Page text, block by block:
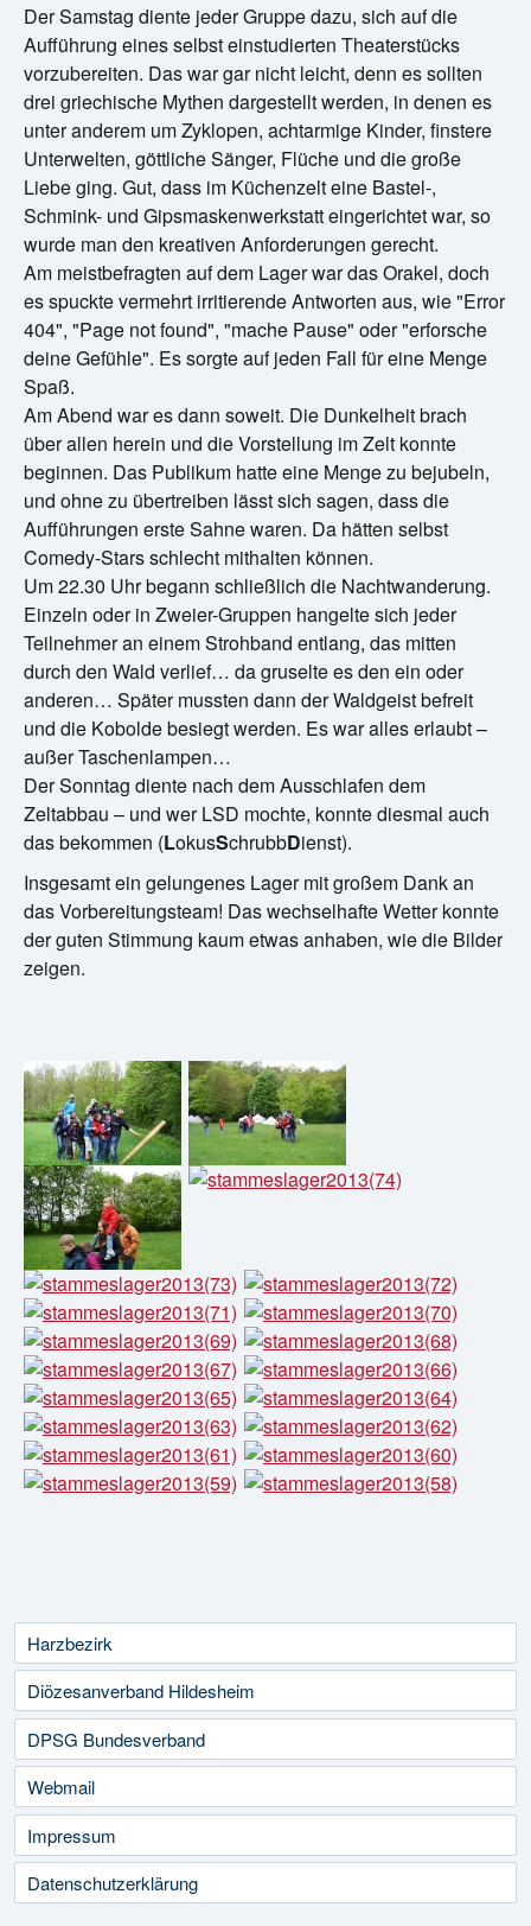
Der Samstag diente jeder Gruppe dazu, sich auf die
Aufführung eines selbst einstudierten Theaterstücks
vorzubereiten. Das war gar nicht leicht, denn es sollten
drei griechische Mythen dargestellt werden, in denen es
unter anderem um Zyklopen, achtarmige Kinder, finstere
Unterwelten, göttliche Sänger, Flüche und die große
Liebe ging. Gut, dass im Küchenzelt eine Bastel-,
Schmink- und Gipsmaskenwerkstatt eingerichtet war, so
wurde man den kreativen Anforderungen gerecht.
Am meistbefragten auf dem Lager war das Orakel, doch
es spuckte vermehrt irritierende Antworten aus, wie "Error
404", "Page not found", "mache Pause" oder "erforsche
deine Gefühle". Es sorgte auf jeden Fall für eine Menge
Spaß.
Am Abend war es dann soweit. Die Dunkelheit brach
über allen herein und die Vorstellung im Zelt konnte
beginnen. Das Publikum hatte eine Menge zu bejubeln,
und ohne zu übertreiben lässt sich sagen, dass die
Aufführungen erste Sahne waren. Da hätten selbst
Comedy-Stars schlecht mithalten können.
Um 22.30 Uhr begann schließlich die Nachtwanderung.
Einzeln oder in Zweier-Gruppen hangelte sich jeder
Teilnehmer an einem Strohband entlang, das mitten
durch den Wald verlief… da gruselte es den ein oder
anderen… Später mussten dann der Waldgeist befreit
und die Kobolde besiegt werden. Es war alles erlaubt –
außer Taschenlampen…
Der Sonntag diente nach dem Ausschlafen dem
Zeltabbau – und wer LSD mochte, konnte diesmal auch
das bekommen (LokusSchrubbDienst).
Insgesamt ein gelungenes Lager mit großem Dank an
das Vorbereitungsteam! Das wechselhafte Wetter konnte
der guten Stimmung kaum etwas anhaben, wie die Bilder
zeigen.
Harzbezirk
Diözesanverband Hildesheim
DPSG Bundesverband
Webmail
Impressum
Datenschutzerklärung